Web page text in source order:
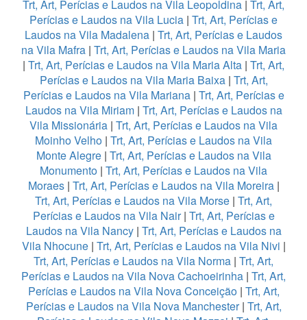
Trt, Art, Perícias e Laudos na Vila Leopoldina | Trt, Art,
Perícias e Laudos na Vila Lucia | Trt, Art, Perícias e
Laudos na Vila Madalena | Trt, Art, Perícias e Laudos
na Vila Mafra | Trt, Art, Perícias e Laudos na Vila Maria
| Trt, Art, Perícias e Laudos na Vila Maria Alta | Trt, Art,
Perícias e Laudos na Vila Maria Baixa| Trt, Art,
Perícias e Laudos na Vila Mariana| Trt, Art, Perícias e
Laudos na Vila Miriam| Trt, Art, Perícias e Laudos na
Vila Missionária | Trt, Art, Perícias e Laudos na Vila
Moinho Velho | Trt, Art, Perícias e Laudos na Vila
Monte Alegre| Trt, Art, Perícias e Laudos na Vila
Monumento | Trt, Art, Perícias e Laudos na Vila
Moraes| Trt, Art, Perícias e Laudos na Vila Moreira|
Trt, Art, Perícias e Laudos na Vila Morse | Trt, Art,
Perícias e Laudos na Vila Nair| Trt, Art, Perícias e
Laudos na Vila Nancy| Trt, Art, Perícias e Laudos na
Vila Nhocune| Trt, Art, Perícias e Laudos na Vila Nivi |
Trt, Art, Perícias e Laudos na Vila Norma | Trt, Art,
Perícias e Laudos na Vila Nova Cachoeirinha | Trt, Art,
Perícias e Laudos na Vila Nova Conceição| Trt, Art,
Perícias e Laudos na Vila Nova Manchester| Trt, Art,